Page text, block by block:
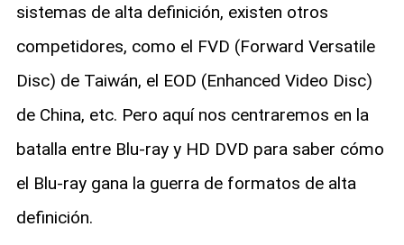
sistemas de alta definición, existen otros
competidores, como el FVD (Forward Versatile
Disc) de Taiwán, el EOD (Enhanced Video Disc)
de China, etc. Pero aquí nos centraremos en la
batalla entre Blu-ray y HD DVD para saber cómo
el Blu-ray gana la guerra de formatos de alta
definición.